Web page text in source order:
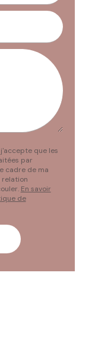
que les
par
cadre de ma
En savoir
de